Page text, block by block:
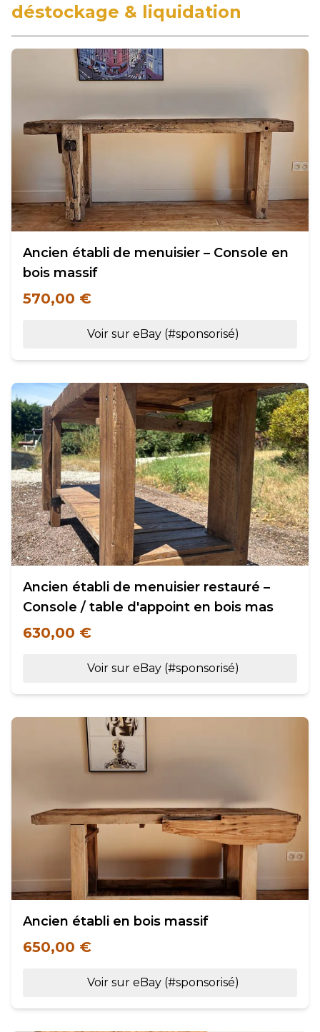
déstockage & liquidation
Ancien établi de menuisier – Console en
bois massif
570,00 €
Voir sur eBay (#sponsorisé)
Ancien établi de menuisier restauré –
Console / table d'appoint en bois mas
630,00 €
Voir sur eBay (#sponsorisé)
Ancien établi en bois massif
650,00 €
Voir sur eBay (#sponsorisé)